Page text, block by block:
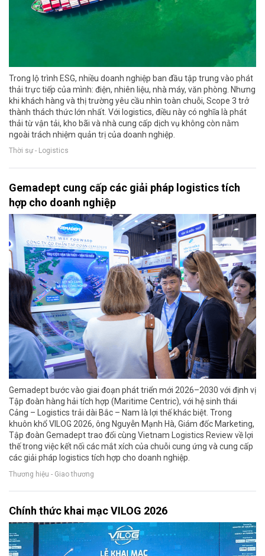
Trong lộ trình ESG, nhiều doanh nghiệp ban đầu tập trung vào phát
thải trực tiếp của mình: điện, nhiên liệu, nhà máy, văn phòng. Nhưng
khi khách hàng và thị trường yêu cầu nhìn toàn chuỗi, Scope 3 trở
thành thách thức lớn nhất. Với logistics, điều này có nghĩa là phát
thải từ vận tải, kho bãi và nhà cung cấp dịch vụ không còn nằm
ngoài trách nhiệm quản trị của doanh nghiệp.
Thời sự - Logistics
Gemadept cung cấp các giải pháp logistics tích
hợp cho doanh nghiệp
Gemadept bước vào giai đoạn phát triển mới 2026–2030 với định vị
Tập đoàn hàng hải tích hợp (Maritime Centric), với hệ sinh thái
Cảng – Logistics trải dài Bắc – Nam là lợi thế khác biệt. Trong
khuôn khổ VILOG 2026, ông Nguyễn Mạnh Hà, Giám đốc Marketing,
Tập đoàn Gemadept trao đổi cùng Vietnam Logistics Review về lợi
thế trong việc kết nối các mắt xích của chuỗi cung ứng và cung cấp
các giải pháp logistics tích hợp cho doanh nghiệp.
Thương hiệu - Giao thương
Chính thức khai mạc VILOG 2026